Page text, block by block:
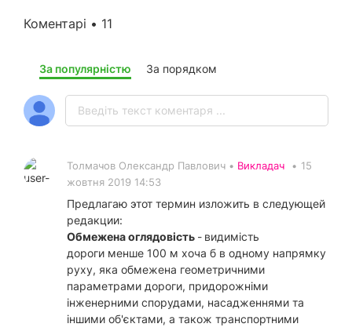
Коментарі • 11
За популярністю За порядком
Толмачов Олександр Павлович • Викладач • 15
жовтня 2019 14:53
Предлагаю этот термин изложить в следующей
редакции:
Обмежена оглядовість - видимість
дороги менше 100 м хоча б в одному напрямку
руху, яка обмежена геометричними
параметрами дороги, придорожніми
інженерними спорудами, насадженнями та
іншими об'єктами, а також транспортними